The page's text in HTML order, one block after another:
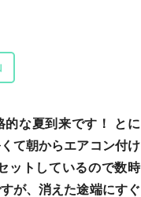
的な夏到来です！ とに
て朝からエアコン付け
ットしているので数時
が、消えた途端にすぐ